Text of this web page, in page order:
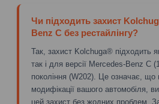
Чи підходить захист
Benz C без рестайлінгу?
Так, захист Kolchuga® підходить
так і для версії Mercedes-Benz C
покоління (W202). Це означає, що
модифікації вашого автомобіля,
цей захист без жодних проблем.